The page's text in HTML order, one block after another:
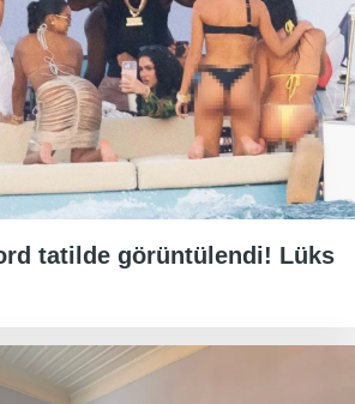
tatilde görüntülendi! Lüks